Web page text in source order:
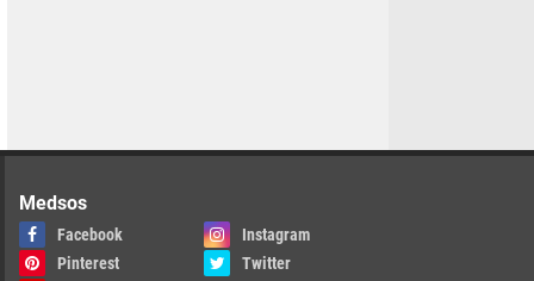
Medsos
Facebook
Instagram
Pinterest
Twitter